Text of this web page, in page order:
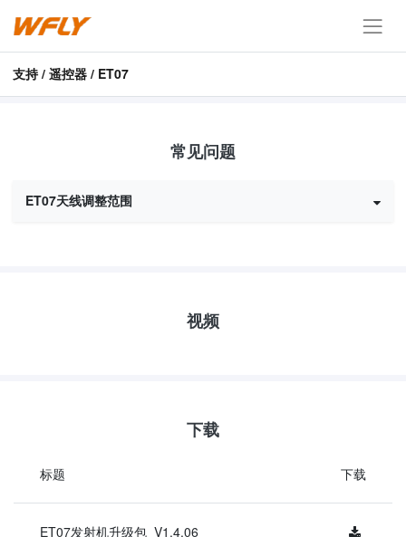
支持 / 遥控器 / ET07
常见问题
ET07天线调整范围
视频
下载
标题 下载
ET07发射机升级包_V1.4.06